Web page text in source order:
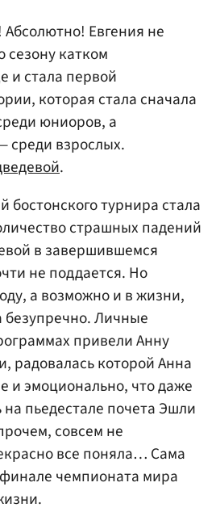
Евгения не
сезону катком
и стала первой
которая стала сначала
юниоров, а
среди взрослых.
.
бостонского турнира стала
страшных падений
в завершившемся
не поддается. Но
а возможно и в жизни,
безупречно. Личные
привели Анну
радовалась которой Анна
и эмоционально, что даже
пьедестале почета Эшли
совсем не
все поняла… Сама
чемпионата мира